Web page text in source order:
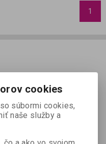
1
cookies
súbormi cookies,
naše služby a